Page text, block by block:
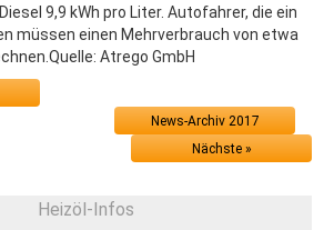
9,9 kWh pro Liter. Autofahrer, die ein
müssen einen Mehrverbrauch von etwa
Atrego GmbH
News-Archiv 2017
Nächste »
Heizöl-Infos